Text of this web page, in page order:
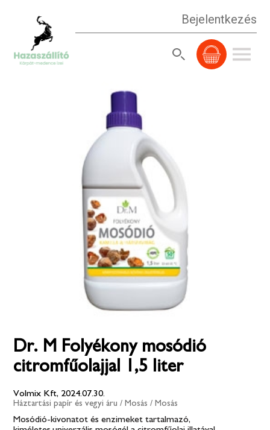
Bejelentkezés
Dr. M Folyékony mosódió
citromfűolajjal 1,5 liter
Volmix Kft, 2024.07.30.
Háztartási papír és vegyi áru / Mosás / Mosás
Mosódió-kivonatot és enzimeket tartalmazó,